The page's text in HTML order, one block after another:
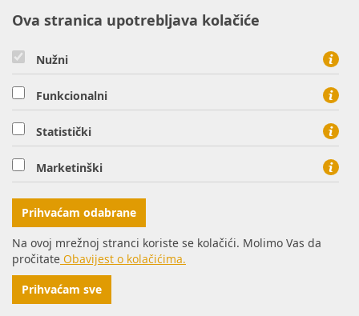
02.10.2020. Neplanirani radovi na plinskoj mreži - Osijek
08.10.2020. Planirani radovi na plinkoj mreži - Požega
06.10.2020. Planirani radovi na plinskoj mreži - Osijek
08.10.2020. Planirani radovi na plinskoj mreži - Našice
08.10.2020. Planirani radovi na plinskoj mreži - Osijek
08.10.2020. Planirani radovi na plinskoj mreži - Osijek
09.10.2020. Planirani radovi na plinskoj mreži - Osijek
Ova stranica upotrebljava kolačiće
Nužni
Funkcionalni
Statistički
Marketinški
Prihvaćam odabrane
Na ovoj mrežnoj stranci koriste se kolačići. Molimo Vas da
pročitate Obavijest o kolačićima.
Prihvaćam sve